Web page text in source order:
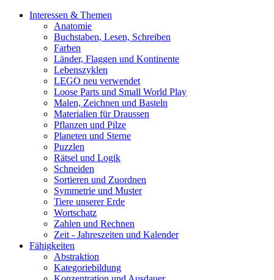
Interessen & Themen
Anatomie
Buchstaben, Lesen, Schreiben
Farben
Länder, Flaggen und Kontinente
Lebenszyklen
LEGO neu verwendet
Loose Parts und Small World Play
Malen, Zeichnen und Basteln
Materialien für Draussen
Pflanzen und Pilze
Planeten und Sterne
Puzzlen
Rätsel und Logik
Schneiden
Sortieren und Zuordnen
Symmetrie und Muster
Tiere unserer Erde
Wortschatz
Zahlen und Rechnen
Zeit - Jahreszeiten und Kalender
Fähigkeiten
Abstraktion
Kategoriebildung